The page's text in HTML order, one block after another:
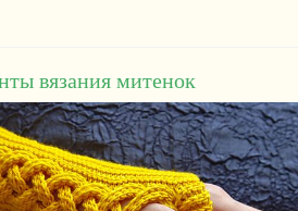
вязания митенок